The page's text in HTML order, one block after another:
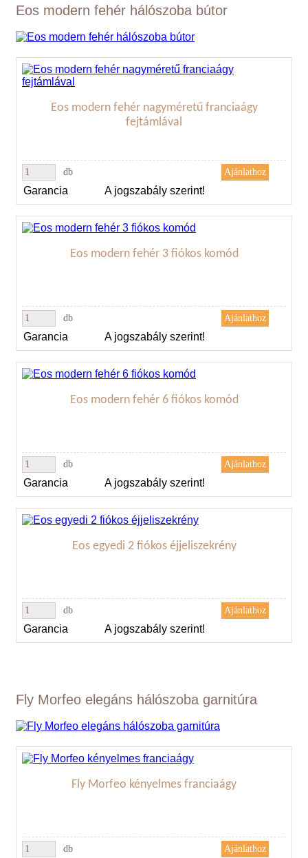
Eos modern fehér hálószoba bútor
Eos modern fehér nagyméretű franciaágy
fejtámlával
db
Garancia A jogszabály szerint!
Eos modern fehér 3 fiókos komód
db
Garancia A jogszabály szerint!
Eos modern fehér 6 fiókos komód
db
Garancia A jogszabály szerint!
Eos egyedi 2 fiókos éjjeliszekrény
db
Garancia A jogszabály szerint!
Fly Morfeo elegáns hálószoba garnitúra
Fly Morfeo kényelmes franciaágy
db